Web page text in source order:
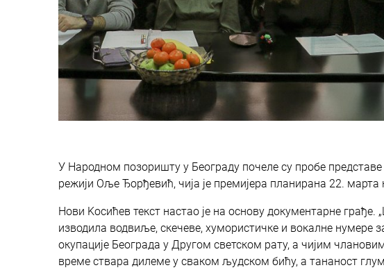
У Народном позоришту у Београду почеле су пробе
режији Оље Ђорђевић, чија је премијера планирана 22.
Нови Kосићев текст настао је на основу документарне грађе.
изводила водвиље, скечеве, хумористичке и вокалне нумере
окупације Београда у Другом светском рату, а чијим
време ствара дилеме у сваком људском бићу, а тананост